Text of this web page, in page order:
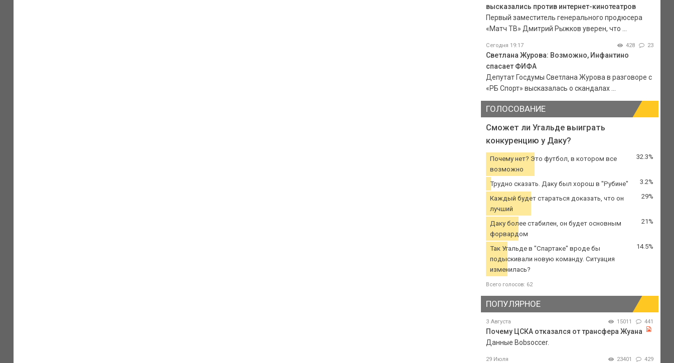
высказались против интернет-кинотеатров
Первый заместитель генерального продюсера
«Матч ТВ» Дмитрий Рыжков уверен, что ...
Сегодня 19:17 428 23
Светлана Журова: Возможно, Инфантино
спасает ФИФА
Депутат Госдумы Светлана Журова в разговоре с
«РБ Спорт» высказалась о скандалах ...
ГОЛОСОВАНИЕ
Сможет ли Угальде выиграть
конкуренцию у Даку?
Почему нет? Это футбол, в котором все
возможно
32.3%
Трудно сказать. Даку был хорош в "Рубине" 3.2%
Каждый будет стараться доказать, что он
лучший
29%
Даку более стабилен, он будет основным
форвардом
21%
Так Угальде в "Спартаке" вроде бы
подыскивали новую команду. Ситуация
изменилась?
14.5%
Всего голосов: 62
ПОПУЛЯРНОЕ
3 Августа 15011 441
Почему ЦСКА отказался от трансфера Жуана
Данные Bobsoccer.
29 Июля 23401 429